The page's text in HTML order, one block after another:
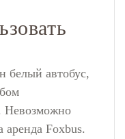
белый автобус,
Невозможно
аренда Foxbus.